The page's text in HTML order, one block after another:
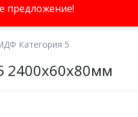
предложение!
Категория 5
2400х60х80мм